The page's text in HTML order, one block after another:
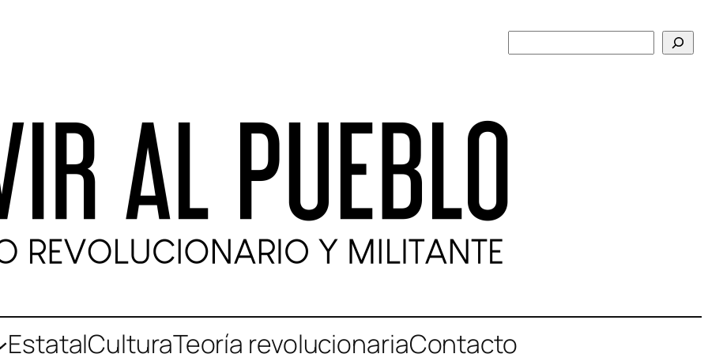
EstatalCulturaTeoría revolucionariaContacto